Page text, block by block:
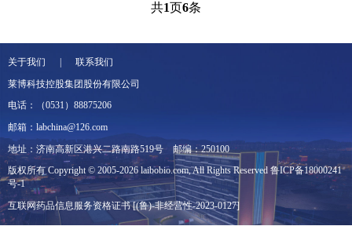
共1页6条
关于我们 | 联系我们
莱博科技控股集团股份有限公司
电话：（0531）88875206
邮箱：labchina@126.com
地址：济南高新区港兴二路南路519号
邮编：250100
版权所有 Copyright © 2005-2026 laibobio.com, All Rights Reserved 鲁ICP备18000241
号-1
互联网药品信息服务资格证书 [(鲁)-非经营性-2023-0127]